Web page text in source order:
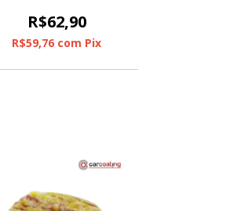
R$62,90
R$59,76 com Pix